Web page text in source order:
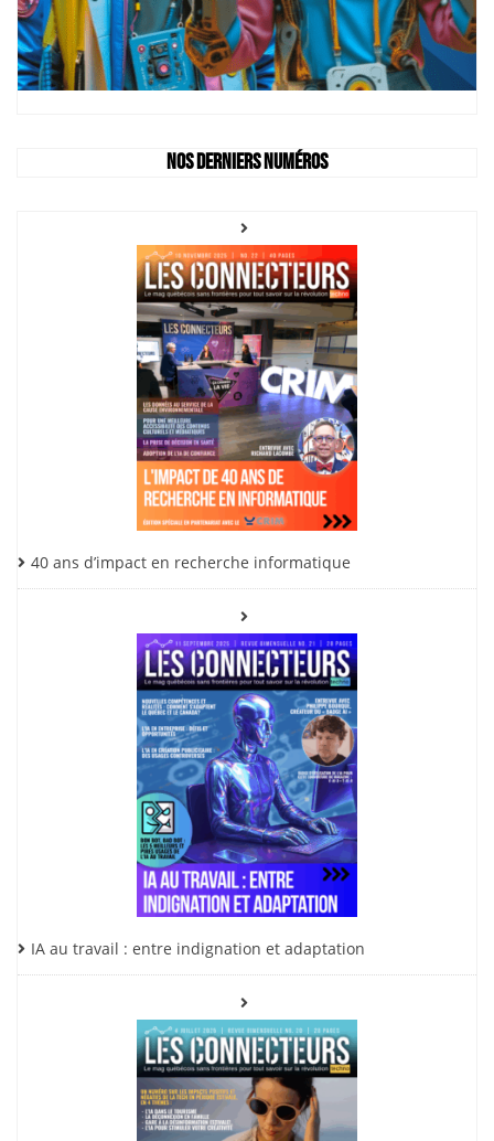
Nos derniers numéros
40 ans d’impact en recherche informatique
IA au travail : entre indignation et adaptation